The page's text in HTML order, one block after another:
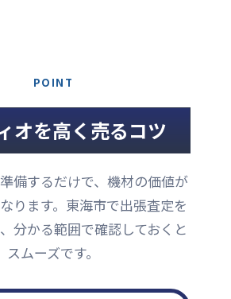
POINT
オを高く売るコツ
備するだけで、機材の価値が
ります。東海市で出張査定を
分かる範囲で確認しておくと
スムーズです。